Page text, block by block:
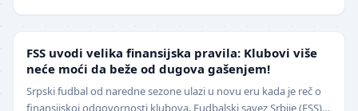
FSS uvodi velika finansijska pravila: Klubovi više
neće moći da beže od dugova gašenjem!
Srpski fudbal od naredne sezone ulazi u novu eru kada je reč o
finansijskoj odgovornosti klubova. Fudbalski savez Srbije (FSS)